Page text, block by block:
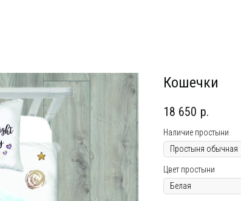
Кошечки
18 650 р.
Наличие простыни
Цвет простыни